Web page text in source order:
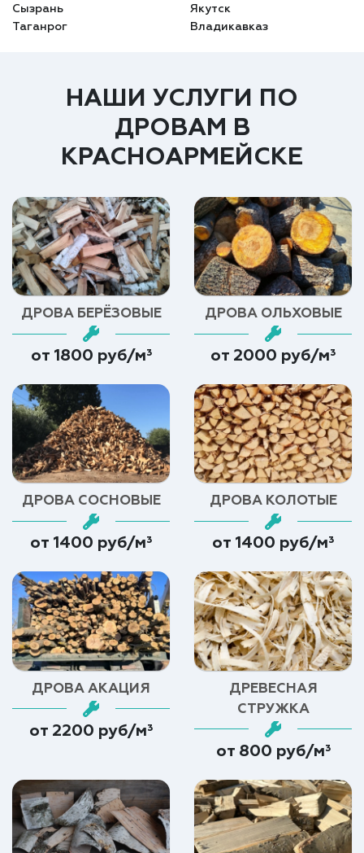
Сызрань
Якутск
Таганрог
Владикавказ
НАШИ УСЛУГИ ПО
ДРОВАМ В
КРАСНОАРМЕЙСКЕ
ДРОВА БЕРЁЗОВЫЕ
от 1800 руб/м³
ДРОВА ОЛЬХОВЫЕ
от 2000 руб/м³
ДРОВА СОСНОВЫЕ
от 1400 руб/м³
ДРОВА КОЛОТЫЕ
от 1400 руб/м³
ДРОВА АКАЦИЯ
от 2200 руб/м³
ДРЕВЕСНАЯ
СТРУЖКА
от 800 руб/м³